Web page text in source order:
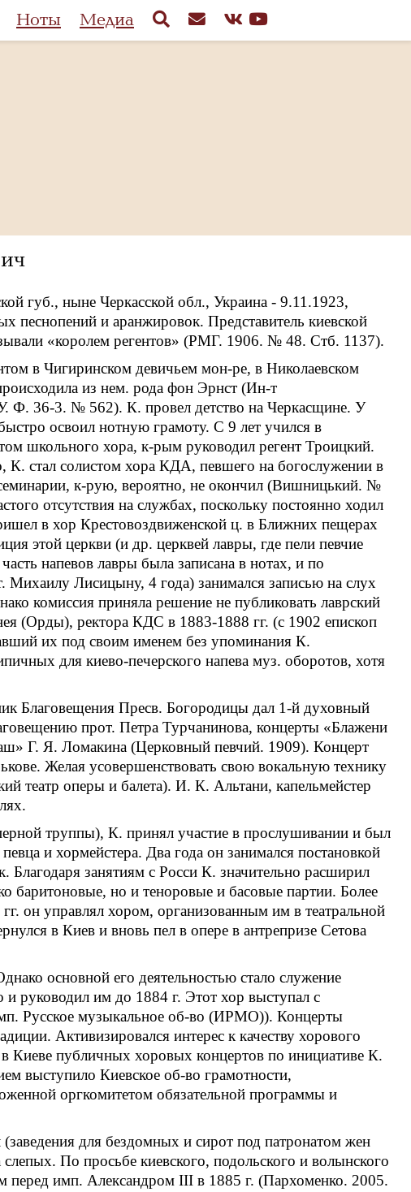
Ноты Медиа
губ., ныне Черкасской обл., Украина - 9.11.1923,
песнопений и аранжировок. Представитель киевской
«королем регентов» (РМГ. 1906. № 48. Стб. 1137).
в Чигиринском девичьем мон-ре, в Николаевском
из нем. рода фон Эрнст (Ин-т
Ф. 36-3. № 562). К. провел детство на Черкасщине. У
освоил нотную грамоту. С 9 лет учился в
школьного хора, к-рым руководил регент Троицкий.
К. стал солистом хора КДА, певшего на богослужении в
к-рую, вероятно, не окончил (Вишницький. №
отсутствия на службах, поскольку постоянно ходил
в хор Крестовоздвиженской ц. в Ближних пещерах
этой церкви (и др. церквей лавры, где пели певчие
напевов лавры была записана в нотах, и по
Михаилу Лисицыну, 4 года) занимался записью на слух
комиссия приняла решение не публиковать лаврский
(Орды), ректора КДС в 1883-1888 гг. (с 1902 епископ
их под своим именем без упоминания К.
для киево-печерского напева муз. оборотов, хотя
Благовещения Пресв. Богородицы дал 1-й духовный
прот. Петра Турчанинова, концерты «Блажени
Г. Я. Ломакина (Церковный певчий. 1909). Концерт
Желая усовершенствовать свою вокальную технику
театр оперы и балета). И. К. Альтани, капельмейстер
труппы), К. принял участие в прослушивании и был
и хормейстера. Два года он занимался постановкой
Благодаря занятиям с Росси К. значительно расширил
баритоновые, но и теноровые и басовые партии. Более
он управлял хором, организованным им в театральной
в Киев и вновь пел в опере в антрепризе Сетова
основной его деятельностью стало служение
руководил им до 1884 г. Этот хор выступал с
Русское музыкальное об-во (ИРМО)). Концерты
Активизировался интерес к качеству хорового
Киеве публичных хоровых концертов по инициативе К.
выступило Киевское об-во грамотности,
оргкомитетом обязательной программы и
для бездомных и сирот под патронатом жен
По просьбе киевского, подольского и волынского
перед имп. Александром III в 1885 г. (Пархоменко. 2005.